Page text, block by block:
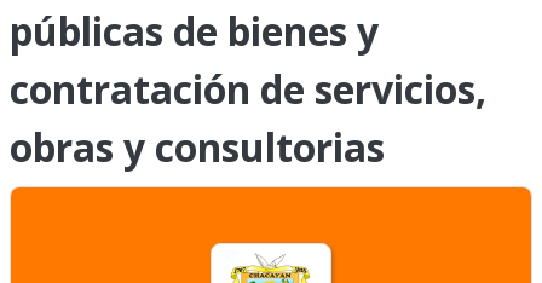
públicas de bienes y
contratación de servicios,
obras y consultorias